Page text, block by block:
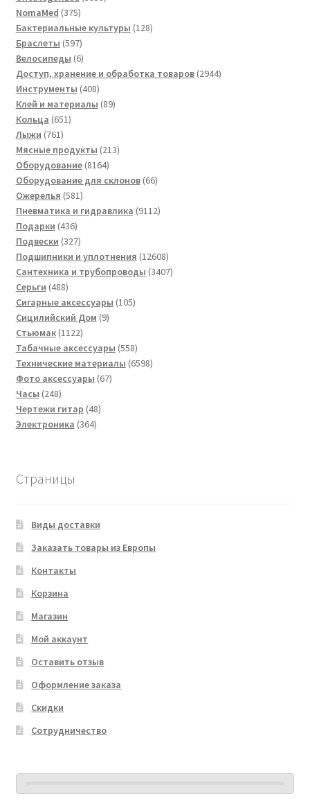
NomaMed 375375
товаров
Бактериальные культуры 128128
Браслеты 597597
товаров
Велосипеды 66
товаров
Доступ, хранение и обработка товаров 29442944
Инструменты 408408
товаров
Клей и материалы 8989
Кольца 651651
Лыжи 761761
товар
Мясные продукты 213213
Оборудование 81648164
товара
Оборудование для склонов 6666
Ожерелья 581581
товар
Пневматика и гидравлика 91129112
Подарки 436436
товаров
Подвески 327327
товаров
Подшипники и уплотнения 1260812608
товаров
Сантехника и трубопроводы 34073407
Серьги 488488
товаров
Сигарные аксессуары 105105
Сицилийский Дом 99
Стьюмак 11221122
товара
Табачные аксессуары 558558
товаров
Технические материалы 65986598
Фото аксессуары 6767
Часы 248248
товаров
Чертежи гитар 4848
Электроника 364364
Страницы
Виды доставки
Заказать товары из Европы
Контакты
Корзина
Магазин
Мой аккаунт
Оставить отзыв
Оформление заказа
Скидки
Сотрудничество